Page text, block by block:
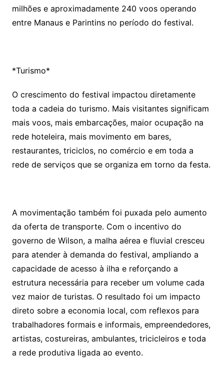
milhões e aproximadamente 240 voos operando
entre Manaus e Parintins no período do festival.
*Turismo*
O crescimento do festival impactou diretamente
toda a cadeia do turismo. Mais visitantes significam
mais voos, mais embarcações, maior ocupação na
rede hoteleira, mais movimento em bares,
restaurantes, triciclos, no comércio e em toda a
rede de serviços que se organiza em torno da festa.
A movimentação também foi puxada pelo aumento
da oferta de transporte. Com o incentivo do
governo de Wilson, a malha aérea e fluvial cresceu
para atender à demanda do festival, ampliando a
capacidade de acesso à ilha e reforçando a
estrutura necessária para receber um volume cada
vez maior de turistas. O resultado foi um impacto
direto sobre a economia local, com reflexos para
trabalhadores formais e informais, empreendedores,
artistas, costureiras, ambulantes, tricicleiros e toda
a rede produtiva ligada ao evento.